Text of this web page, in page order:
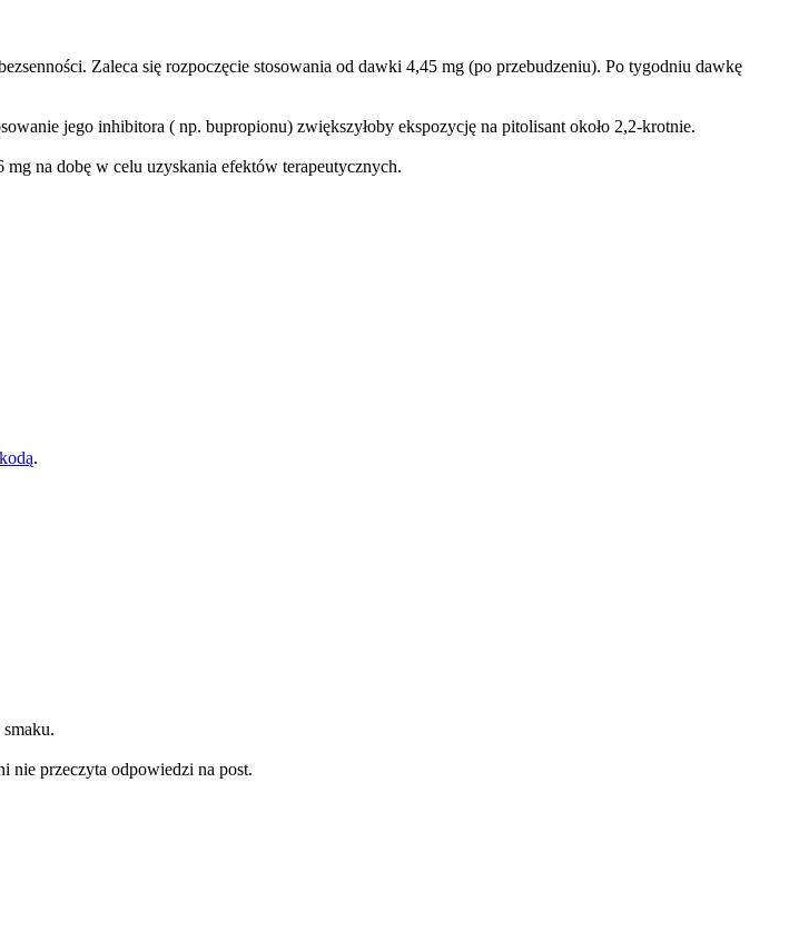
Zaleca się rozpoczęcie stosowania od dawki 4,45 mg (po przebudzeniu). Po tygodniu dawkę
jego inhibitora ( np. bupropionu) zwiększyłoby ekspozycję na pitolisant około 2,2-krotnie.
na dobę w celu uzyskania efektów terapeutycznych.
kodą.
nie przeczyta odpowiedzi na post.